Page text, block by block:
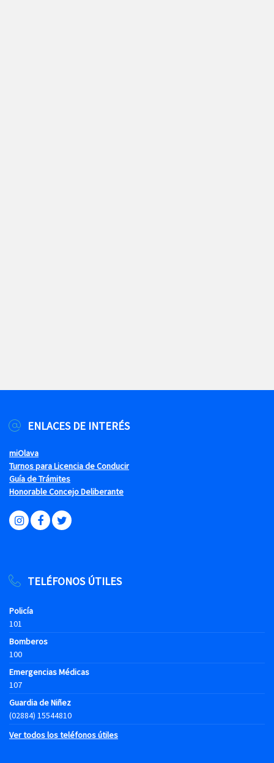
ENLACES DE INTERÉS
miOlava
Turnos para Licencia de Conducir
Guía de Trámites
Honorable Concejo Deliberante
TELÉFONOS ÚTILES
Policía
101
Bomberos
100
Emergencias Médicas
107
Guardia de Niñez
(02884) 15544810
Ver todos los teléfonos útiles